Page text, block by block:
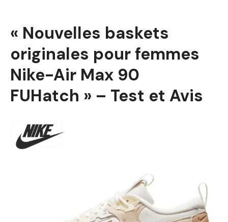
« Nouvelles baskets
originales pour femmes
Nike-Air Max 90
FUHatch » – Test et Avis